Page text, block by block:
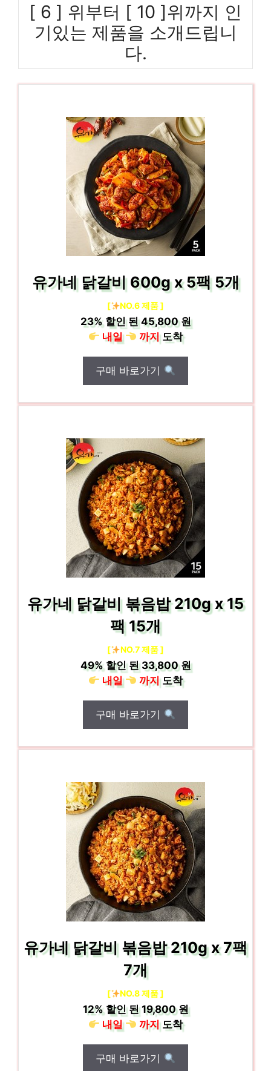
[ 6 ] 위부터 [ 10 ]위까지 인
기있는 제품을 소개드립니
다.
유가네 닭갈비 600g x 5팩 5개
[ NO.6 제품 ]
23%할인 된45,800 원
내일
까지도착
구매 바로가기
유가네 닭갈비 볶음밥 210g x 15
팩 15개
[ NO.7 제품 ]
49%할인 된33,800 원
내일
까지도착
구매 바로가기
유가네 닭갈비 볶음밥 210g x 7팩
7개
[ NO.8 제품 ]
12%할인 된19,800 원
내일
까지도착
구매 바로가기